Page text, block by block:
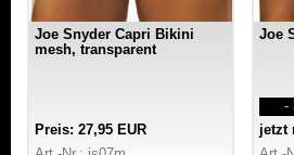
Joe Snyder Capri Bikini
mesh, transparent
Preis: 27,95 EUR
Joe
-
jetzt